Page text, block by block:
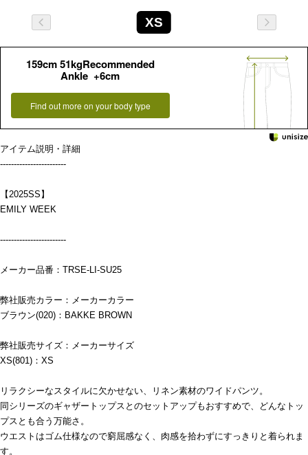
XS
159cm 51kgRecommended
Ankle +6cm
Find out more on your body type
アイテム説明・詳細
------------------------
【2025SS】
EMILY WEEK
------------------------
メーカー品番：TRSE-LI-SU25
弊社販売カラー：メーカーカラー
ブラウン(020)：BAKKE BROWN
弊社販売サイズ：メーカーサイズ
XS(801)：XS
リラクシーなスタイルに欠かせない、リネン素材のワイドパンツ。
同シリーズのギャザートップスとのセットアップもおすすめで、どんなトッ
プスとも合う万能さ。
ウエストはゴム仕様なので窮屈感なく、肉感を拾わずにすっきりと着られま
す。